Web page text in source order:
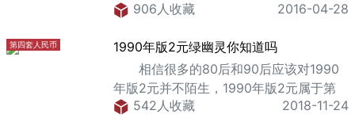
解。 802只有54个冠号，其中JZ补
906人收藏 2016-04-28
第四套人民币
1990年版2元绿幽灵你知道吗
相信很多的80后和90后应该对1990
年版2元并不陌生，1990年版2元属于第
四套人民币，可以说第四套人民币伴随着
542人收藏 2018-11-24